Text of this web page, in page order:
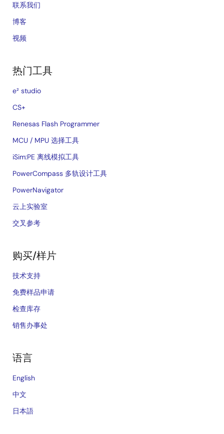
联系我们
博客
视频
热门工具
e² studio
CS+
Renesas Flash Programmer
MCU / MPU 选择工具
iSim:PE 离线模拟工具
PowerCompass 多轨设计工具
PowerNavigator
云上实验室
交叉参考
购买/样片
技术支持
免费样品申请
检查库存
销售办事处
语言
English
中文
日本語